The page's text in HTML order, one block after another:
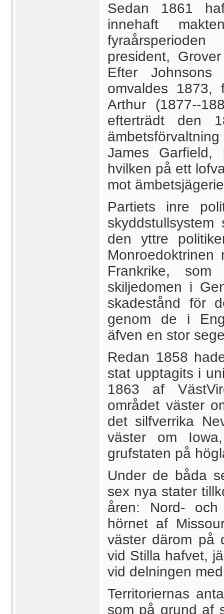
Sedan 1861
innehaft
president,
Efter Johnsons
omvaldes 1873,
Arthur (1877--
efterträdt den
James Garfield,
hvilken på ett
mot
Partiets inre
den yttre
Frankrike,
skiljedomen i
skadestånd för
genom de i
äfven en stor
Redan 1858
stat upptagits i
1863 af
området väster
det silfverrika
väster om
grufstaten på
Under de båda
sex nya stater
åren: Nord-
hörnet af
väster därom på
vid Stilla hafvet,
vid delningen
Territoriernas
som på grund af